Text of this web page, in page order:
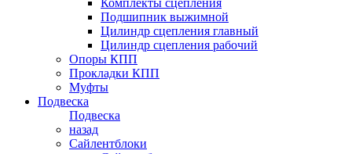
Комплекты сцепления
Подшипник выжимной
Цилиндр сцепления главный
Цилиндр сцепления рабочий
Опоры КПП
Прокладки КПП
Муфты
Подвеска
Подвеска
назад
Сайлентблоки